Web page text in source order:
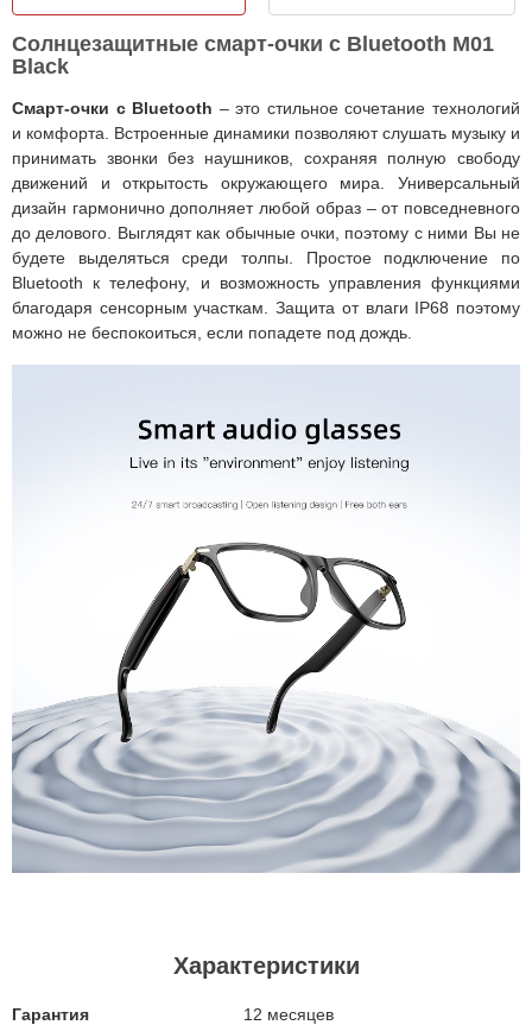
Солнцезащитные смарт-очки с Bluetooth M01
Black
Смарт-очки с Bluetooth – это стильное сочетание технологий
и комфорта. Встроенные динамики позволяют слушать музыку и
принимать звонки без наушников, сохраняя полную свободу
движений и открытость окружающего мира. Универсальный
дизайн гармонично дополняет любой образ – от повседневного
до делового. Выглядят как обычные очки, поэтому с ними Вы не
будете выделяться среди толпы. Простое подключение по
Bluetooth к телефону, и возможность управления функциями
благодаря сенсорным участкам. Защита от влаги IP68 поэтому
можно не беспокоиться, если попадете под дождь.
Характеристики
Гарантия 12 месяцев